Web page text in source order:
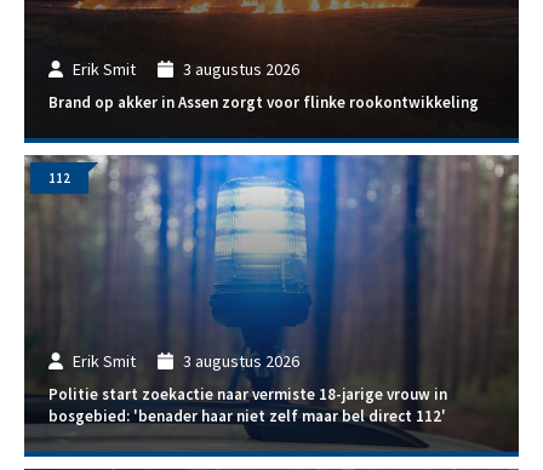
Erik Smit 3 augustus 2026
Brand op akker in Assen zorgt voor flinke rookontwikkeling
Erik Smit 3 augustus 2026
Politie start zoekactie naar vermiste 18-jarige vrouw in
bosgebied: 'benader haar niet zelf maar bel direct 112'
112